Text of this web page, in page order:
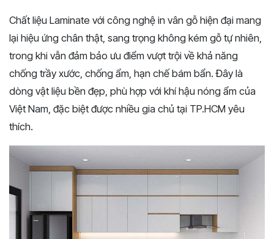
Chất liệu Laminate với công nghệ in vân gỗ hiện đại mang
lại hiệu ứng chân thật, sang trọng không kém gỗ tự nhiên,
trong khi vẫn đảm bảo ưu điểm vượt trội về khả năng
chống trầy xước, chống ẩm, hạn chế bám bẩn. Đây là
dòng vật liệu bền đẹp, phù hợp với khí hậu nóng ẩm của
Việt Nam, đặc biệt được nhiều gia chủ tại TP.HCM yêu
thích.